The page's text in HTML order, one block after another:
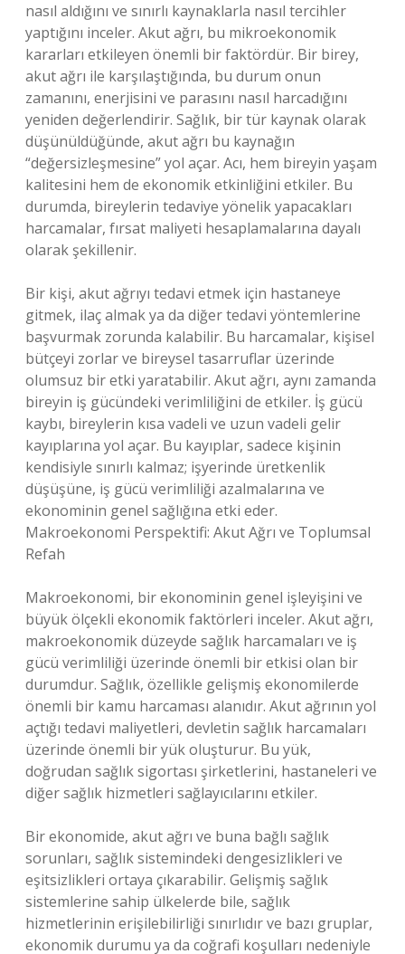
nasıl aldığını ve sınırlı kaynaklarla nasıl tercihler
yaptığını inceler. Akut ağrı, bu mikroekonomik
kararları etkileyen önemli bir faktördür. Bir birey,
akut ağrı ile karşılaştığında, bu durum onun
zamanını, enerjisini ve parasını nasıl harcadığını
yeniden değerlendirir. Sağlık, bir tür kaynak olarak
düşünüldüğünde, akut ağrı bu kaynağın
“değersizleşmesine” yol açar. Acı, hem bireyin yaşam
kalitesini hem de ekonomik etkinliğini etkiler. Bu
durumda, bireylerin tedaviye yönelik yapacakları
harcamalar, fırsat maliyeti hesaplamalarına dayalı
olarak şekillenir.
Bir kişi, akut ağrıyı tedavi etmek için hastaneye
gitmek, ilaç almak ya da diğer tedavi yöntemlerine
başvurmak zorunda kalabilir. Bu harcamalar, kişisel
bütçeyi zorlar ve bireysel tasarruflar üzerinde
olumsuz bir etki yaratabilir. Akut ağrı, aynı zamanda
bireyin iş gücündeki verimliliğini de etkiler. İş gücü
kaybı, bireylerin kısa vadeli ve uzun vadeli gelir
kayıplarına yol açar. Bu kayıplar, sadece kişinin
kendisiyle sınırlı kalmaz; işyerinde üretkenlik
düşüşüne, iş gücü verimliliği azalmalarına ve
ekonominin genel sağlığına etki eder.
Makroekonomi Perspektifi: Akut Ağrı ve Toplumsal
Refah
Makroekonomi, bir ekonominin genel işleyişini ve
büyük ölçekli ekonomik faktörleri inceler. Akut ağrı,
makroekonomik düzeyde sağlık harcamaları ve iş
gücü verimliliği üzerinde önemli bir etkisi olan bir
durumdur. Sağlık, özellikle gelişmiş ekonomilerde
önemli bir kamu harcaması alanıdır. Akut ağrının yol
açtığı tedavi maliyetleri, devletin sağlık harcamaları
üzerinde önemli bir yük oluşturur. Bu yük,
doğrudan sağlık sigortası şirketlerini, hastaneleri ve
diğer sağlık hizmetleri sağlayıcılarını etkiler.
Bir ekonomide, akut ağrı ve buna bağlı sağlık
sorunları, sağlık sistemindeki dengesizlikleri ve
eşitsizlikleri ortaya çıkarabilir. Gelişmiş sağlık
sistemlerine sahip ülkelerde bile, sağlık
hizmetlerinin erişilebilirliği sınırlıdır ve bazı gruplar,
ekonomik durumu ya da coğrafi koşulları nedeniyle